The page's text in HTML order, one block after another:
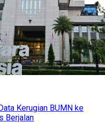
Kerugian BUMN ke
Berjalan